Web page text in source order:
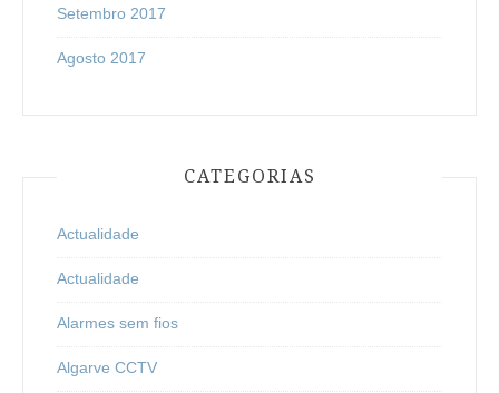
Setembro 2017
Agosto 2017
CATEGORIAS
Actualidade
Actualidade
Alarmes sem fios
Algarve CCTV